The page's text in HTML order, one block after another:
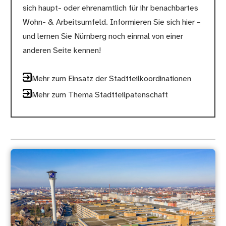
sich haupt- oder ehrenamtlich für ihr benachbartes
Wohn- & Arbeitsumfeld. Informieren Sie sich hier –
und lernen Sie Nürnberg noch einmal von einer
anderen Seite kennen!
Mehr zum Einsatz der Stadtteilkoordinationen
Mehr zum Thema Stadtteilpatenschaft